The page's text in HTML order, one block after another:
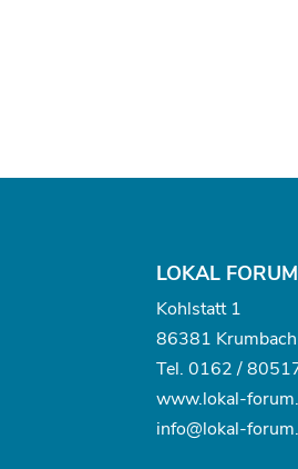
LOKAL
Kohlstatt 1
86381 Krumbach
Tel. 0162 /
www.lokal-
info@lokal-